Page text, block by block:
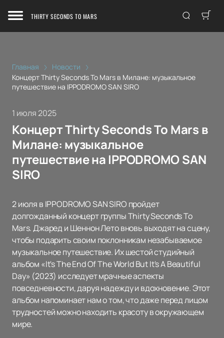
THIRTY SECONDS TO MARS
Главная
Новости
Концерт Thirty Seconds To Mars в Милане: музыкальное
путешествие на IPPODROMO SAN SIRO
1 июля 2025
Концерт Thirty Seconds To Mars в
Милане: музыкальное
путешествие на IPPODROMO SAN
SIRO
2 июля в IPPODROMO SAN SIRO пройдет
долгожданный концерт группы Thirty Seconds To
Mars. Джаред и Шеннон Лето вновь выходят на сцену,
чтобы подарить своим поклонникам незабываемое
музыкальное путешествие. Их шестой студийный
альбом «It's The End Of The World But It's A Beautiful
Day» (2023) исследует мрачные аспекты
повседневности, даруя надежду и вдохновение. Этот
альбом напоминает нам о том, что даже перед лицом
трудностей можно находить красоту в окружающем
мире.